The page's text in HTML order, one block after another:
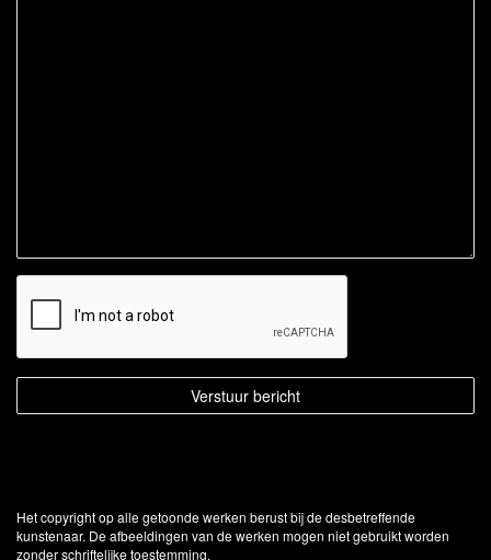
Het copyright op alle getoonde werken berust bij de desbetreffende
kunstenaar. De afbeeldingen van de werken mogen niet gebruikt worden
zonder schriftelijke toestemming.